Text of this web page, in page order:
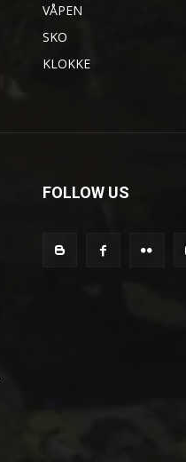
VÅPEN
SKO
KLOKKE
FOLLOW US